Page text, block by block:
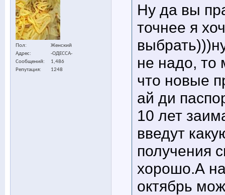
Пол
Женский
Адрес
-ОДЕССА-
Сообщений
1,486
Репутация
1248
Ну да вы
точнее я
не надо, то
что новые
ай ди
10 лет
введут
получения
хорошо.А
октябрь